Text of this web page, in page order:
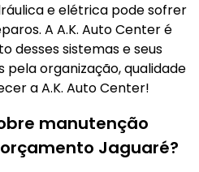
e elétrica pode sofrer
A A.K. Auto Center é
desses sistemas e seus
organização, qualidade
a A.K. Auto Center!
manutenção
Jaguaré?